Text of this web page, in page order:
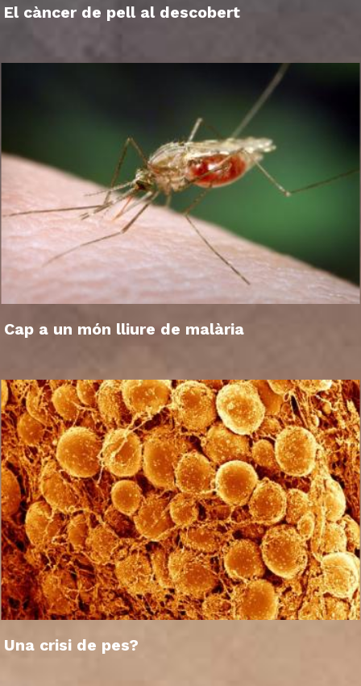
El càncer de pell al descobert
Cap a un món lliure de malària
Una crisi de pes?